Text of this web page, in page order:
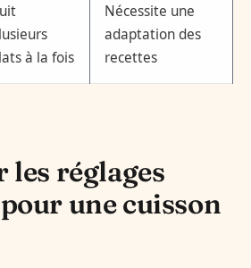
à la fois
Nécessite une
adaptation des
recettes
les réglages
une cuisson